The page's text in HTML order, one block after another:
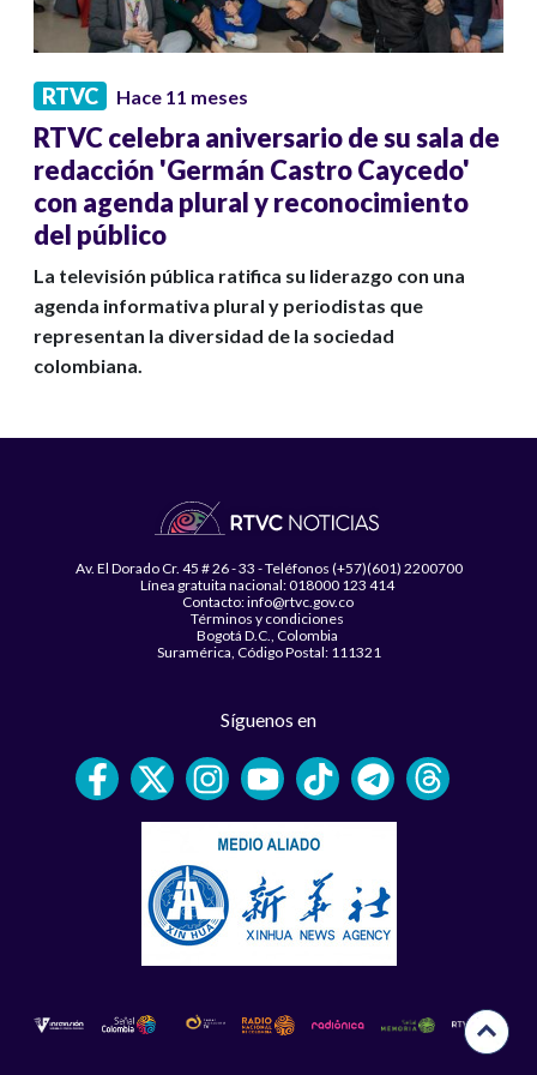
RTVC Hace 11 meses
RTVC celebra aniversario de su sala de
redacción 'Germán Castro Caycedo'
con agenda plural y reconocimiento
del público
La televisión pública ratifica su liderazgo con una
agenda informativa plural y periodistas que
representan la diversidad de la sociedad
colombiana.
Av. El Dorado Cr. 45 # 26 - 33 - Teléfonos (+57)(601) 2200700
Línea gratuita nacional: 018000 123 414
Contacto: info@rtvc.gov.co
Términos y condiciones
Bogotá D.C., Colombia
Suramérica, Código Postal: 111321
Síguenos en